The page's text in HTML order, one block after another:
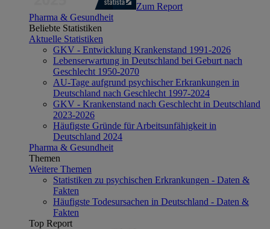
Zum Report
Pharma & Gesundheit
Beliebte Statistiken
Aktuelle Statistiken
GKV - Entwicklung Krankenstand 1991-2026
Lebenserwartung in Deutschland bei Geburt nach
Geschlecht 1950-2070
AU-Tage aufgrund psychischer Erkrankungen in
Deutschland nach Geschlecht 1997-2024
GKV - Krankenstand nach Geschlecht in Deutschland
2023-2026
Häufigste Gründe für Arbeitsunfähigkeit in
Deutschland 2024
Pharma & Gesundheit
Themen
Weitere Themen
Statistiken zu psychischen Erkrankungen - Daten &
Fakten
Häufigste Todesursachen in Deutschland - Daten &
Fakten
Top Report